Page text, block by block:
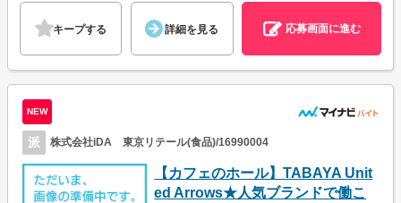
キープする 詳細を見る 応募画面に進む
NEW
派 株式会社iDA 東京リテール(食品)/16990004
【カフェのホール】TABAYA Unit
ed Arrows★人気ブランドで働こ